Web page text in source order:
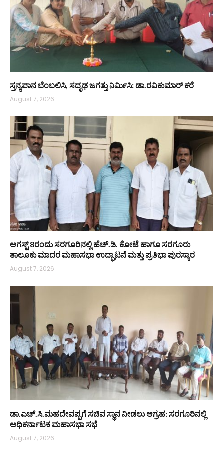
ಸ್ತನ್ಯಪಾನ ಬೆಂಬಲಿಸಿ, ಸದೃಢ ಜಗತ್ತು ನಿರ್ಮಿಸಿ: ಡಾ.ರವಿಕುಮಾರ್ ಕರೆ
August 7, 2026
ಆಗಸ್ಟ್ 8ರಂದು ಸರಗೂರಿನಲ್ಲಿ ಹೆಚ್.ಡಿ. ಕೋಟೆ ಹಾಗೂ ಸರಗೂರು
ತಾಲೂಕು ಮಾದರ ಮಹಾಸಭಾ ಉದ್ಘಾಟನೆ ಮತ್ತು ಪ್ರತಿಭಾ ಪುರಸ್ಕಾರ
August 7, 2026
ಡಾ.ಎಚ್.ಸಿ.ಮಹದೇವಪ್ಪಗೆ ಸಚಿವ ಸ್ಥಾನ ನೀಡಲು ಆಗ್ರಹ: ಸರಗೂರಿನಲ್ಲಿ
ಅಧಿಕರ್ನಾಟಕ ಮಹಾಸಭಾ ಸಭೆ
August 7, 2026